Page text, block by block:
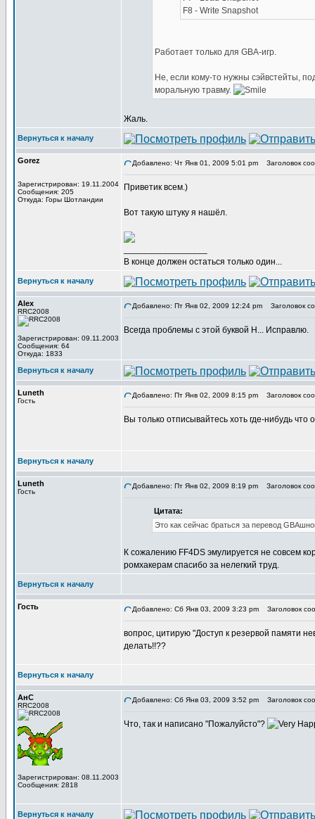
F8 - Write Snapshot
Работает только для GBA-игр.
Не, если кому-то нужны сэйвстейты,
моральную травму.
Жаль.
Вернуться к началу
Gorez
Зарегистрирован: 19.11.2004
Сообщения: 205
Откуда: Горы Шотландии
Добавлено: Чт Янв 01, 2009 5:01 pm Заголовок
Приветик всем.)
Вот такую штуку я нашёл.
В конце должен остаться только один...
Вернуться к началу
Alex
RRC2008
Зарегистрирован: 09.11.2003
Сообщения: 64
Откуда: 1833
Добавлено: Пт Янв 02, 2009 12:24 pm Заголовок
Всегда проблемы с этой буквой Н... Исправлю.
Вернуться к началу
Luneth
Гость
Добавлено: Пт Янв 02, 2009 8:15 pm Заголовок
Вы только отписывайтесь хоть где-нибудь
Вернуться к началу
Luneth
Гость
Добавлено: Пт Янв 02, 2009 8:19 pm Заголовок
Цитата:
Это как сейчас браться за перевод
К сожалению FF4DS эмулируется не совсем
ромхакерам спасибо за нелегкий труд.
Вернуться к началу
Гость Добавлено: Сб Янв 03, 2009 3:23 pm Заголовок
вопрос, цитирую "Доступ к резервой памяти
делать!!??
Вернуться к началу
АнС
RRC2008
Зарегистрирован: 08.11.2003
Сообщения: 2818
Добавлено: Сб Янв 03, 2009 3:52 pm Заголовок
Что, так и написано "Пожалуйсто"?
Вернуться к началу